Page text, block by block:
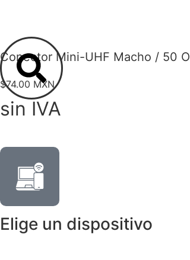
Conector Mini-UHF Macho / 50
$74.00 MXN
sin IVA
Elige un dispositivo